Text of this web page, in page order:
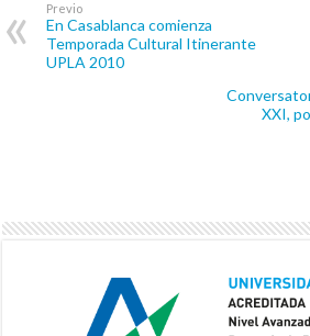
Previo
En Casablanca comienza
Temporada Cultural Itinerante
UPLA 2010
XXI,